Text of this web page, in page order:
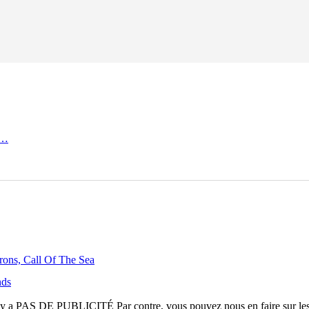
…
Call Of The Sea
a PAS DE PUBLICITÉ Par contre, vous pouvez nous en faire sur